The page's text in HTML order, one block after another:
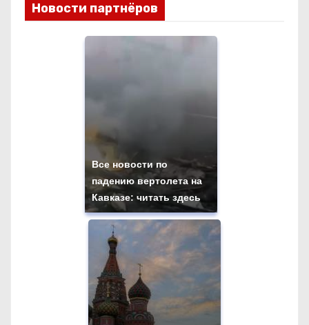
Новости партнёров
Все новости по
падению вертолета на
Кавказе: читать здесь